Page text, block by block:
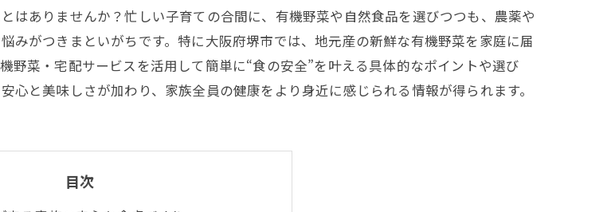
はありませんか？忙しい子育ての合間に、有機野菜や自然食品を選びつつも、農薬や
みがつきまといがちです。特に大阪府堺市では、地元産の新鮮な有機野菜を家庭に届
野菜・宅配サービスを活用して簡単に“食の安全”を叶える具体的なポイントや選び
と美味しさが加わり、家族全員の健康をより身近に感じられる情報が得られます。
目次